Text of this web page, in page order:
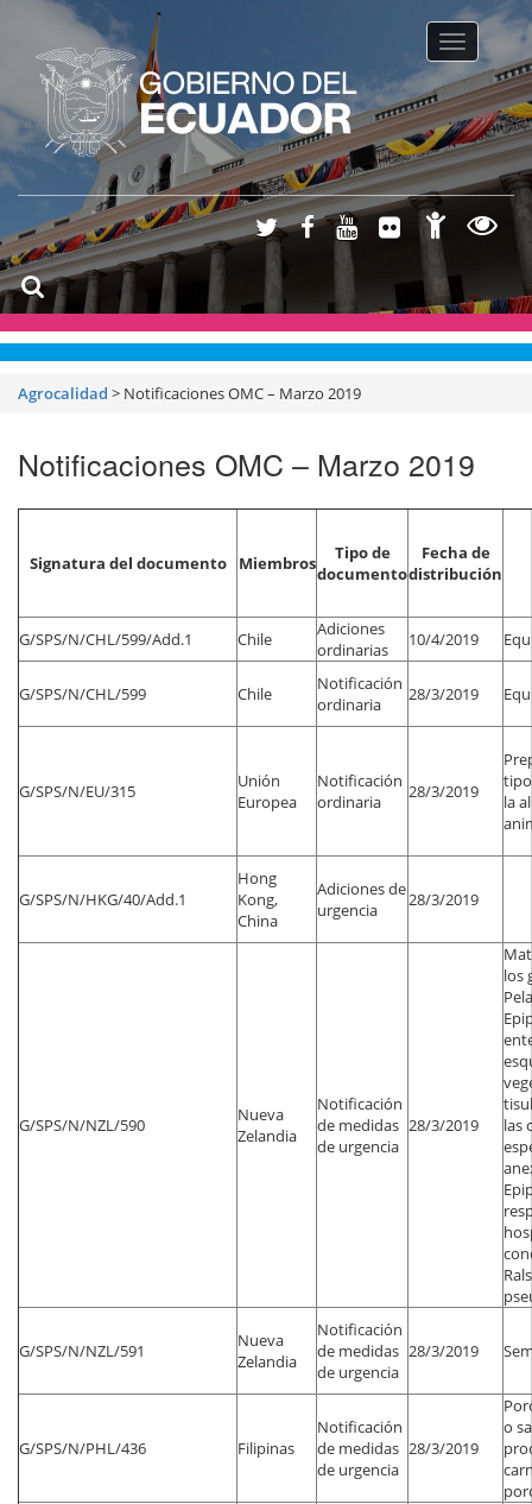
Toggle
Agrocalidad > Notificaciones OMC – Marzo 2019
Notificaciones OMC – Marzo 2019
Signatura del documento Miembros
Tipo de
documento
Fecha de
distribución
G/SPS/N/CHL/599/Add.1 Chile
Adiciones
ordinarias
10/4/2019
G/SPS/N/CHL/599 Chile
Notificación
ordinaria
28/3/2019
G/SPS/N/EU/315
Unión
Europea
Notificación
ordinaria
28/3/2019
la
G/SPS/N/HKG/40/Add.1
Hong
Kong,
China
Adiciones de
urgencia
28/3/2019
G/SPS/N/NZL/590
Nueva
Zelandia
Notificación
de medidas
de urgencia
28/3/2019
los
las
G/SPS/N/NZL/591
Nueva
Zelandia
Notificación
de medidas
de urgencia
28/3/2019
G/SPS/N/PHL/436 Filipinas
Notificación
de medidas
de urgencia
28/3/2019
o